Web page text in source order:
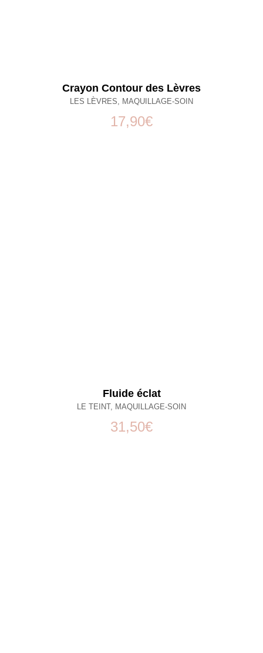
Crayon Contour des Lèvres
LES LÈVRES, MAQUILLAGE-SOIN
17,90€
Fluide éclat
LE TEINT, MAQUILLAGE-SOIN
31,50€